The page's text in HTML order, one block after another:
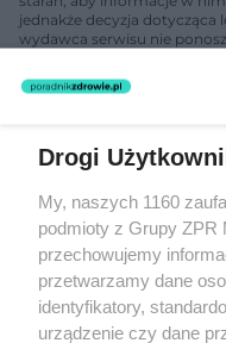
jednakże decyzja dotycząca
wydawca serwisu nie
nie prowadzi działalności
świadczeń zdrowotnych w
Żaden utwór zamieszczony
rozpowszechniany lub dalej
(w tym także elektroniczny
eksploatacji w jakiejkolwiek
Internecie bez pisemnej
lub wykorzystanie utworów
prawa, tzn. bez właściwej
może być ścigane prawnie.
Drogi
My, naszych 1160
podmioty z Grupy ZPR
przechowujemy
przetwarzamy dane
identyfikatory,
urządzenie czy dane